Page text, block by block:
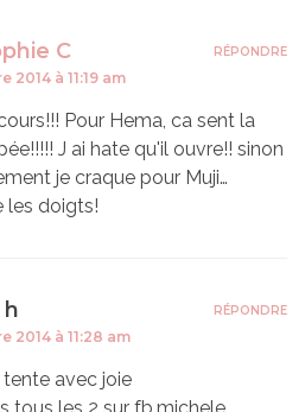
C
2014 à 11:19 am
Pour Hema, ca sent la
J ai hate qu'il ouvre!! sinon
je craque pour Muji…
les doigts!
RÉPONDRE
2014 à 11:28 am
tente avec joie
RÉPONDRE